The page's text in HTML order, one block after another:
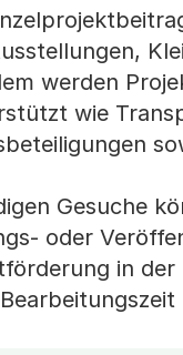
werden
wie
Gesuche
oder
in